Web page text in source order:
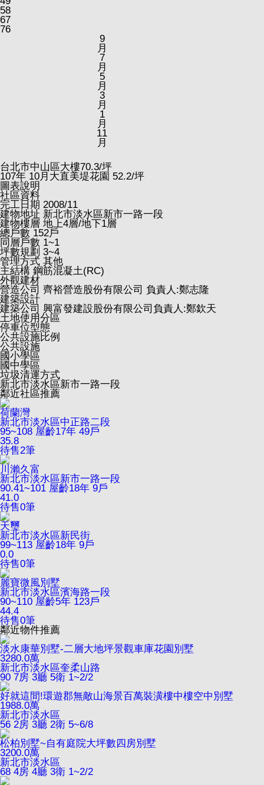
58
67
76
9
月
7
月
5
月
3
月
1
月
11
月
台北市中山區大樓70.3/坪
107年 10月大直美堤花園 52.2/坪
圖表說明
社區資料
完工日期 2008/11
建物地址 新北市淡水區新市一路一段
建物樓層 地上4層/地下1層
總戶數 152戶
同層戶數 1~1
坪數規劃 3~4
管理方式 其他
主結構 鋼筋混凝土(RC)
外觀建材
營造公司 齊裕營造股份有限公司 負責人:鄭志隆
建築設計
建築公司 興富發建設股份有限公司負責人:鄭欽天
土地使用分區
停車位型態
公共設施比例
公共設施
國小學區
國中學區
垃圾清運方式
新北市淡水區新市一路一段
鄰近社區推薦
荷蘭灣
新北市淡水區中正路二段
95~108 屋齡17年 49戶
35.8
待售2筆
川瀨久富
新北市淡水區新市一路一段
90.41~101 屋齡18年 9戶
41.0
待售0筆
天璽
新北市淡水區新民街
99~113 屋齡18年 9戶
0.0
待售0筆
麗寶微風別墅
新北市淡水區濱海路一段
90~110 屋齡5年 123戶
44.4
待售0筆
鄰近物件推薦
淡水康華別墅-二層大地坪景觀車庫花園別墅
3280.0萬
新北市淡水區奎柔山路
90 7房 3廳 5衛 1~2/2
好就這間!環遊郡無敵山海景百萬裝潢樓中樓空中別墅
1988.0萬
新北市淡水區
56 2房 3廳 2衛 5~6/8
松柏別墅~自有庭院大坪數四房別墅
3200.0萬
新北市淡水區
68 4房 4廳 3衛 1~2/2